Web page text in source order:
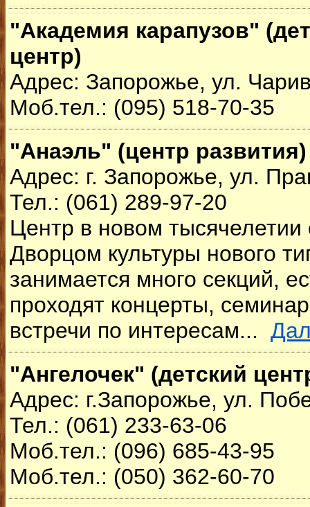
"Академия карапузов"
центр)
Адрес: Запорожье, ул.
Моб.тел.: (095) 518-70-35
"Анаэль" (центр развития)
Адрес: г. Запорожье, ул.
Тел.: (061) 289-97-20
Центр в новом
Дворцом культуры нового
занимается много секций,
проходят концерты,
встречи по интересам...
"Ангелочек" (детский
Адрес: г.Запорожье, ул.
Тел.: (061) 233-63-06
Моб.тел.: (096) 685-43-95
Моб.тел.: (050) 362-60-70